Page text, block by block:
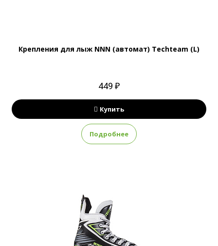
Крепления для лыж NNN (автомат) Techteam (L)
449 ₽
Купить
Подробнее